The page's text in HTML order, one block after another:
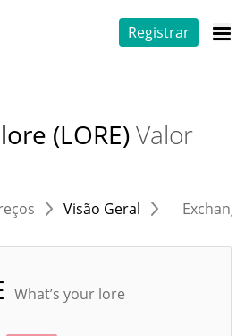
Registrar
(LORE)Valor
Visão Geral
What’s your lore